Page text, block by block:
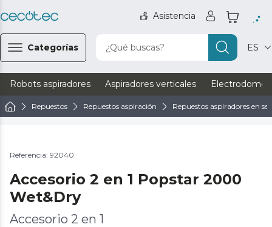
Asistencia
Categorías ¿Qué buscas? ES
Robots aspiradores Aspiradores verticales
Repuestos Repuestos aspiración Repuestos aspiradores en
Referencia: 92040
Accesorio 2 en 1 Popstar 2000
Wet&Dry
Accesorio 2 en 1